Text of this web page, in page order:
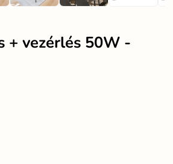
+ vezérlés 50W -